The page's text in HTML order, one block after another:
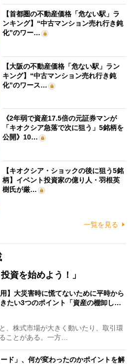
【首都圏の不動産価格「危ない駅」ラ
ンキング】“中古マンション売れ行き鈍
化”のワー…
【大阪の不動産価格「危ない駅」ラン
キング】“中古マンション売れ行き鈍
化”のワース…
《2年弱で資産17.5倍の元証券マンが
「キオクシア急落で次に狙う」5銘柄を
公開》10…
【キオクシア・ショックの後に狙う5銘
柄】イベント投資家の億り人・羽根英
樹氏が厳…
一覧を見る
資を始めよう！」
用】大災害時に慌てないために平時から
たい3つのポイント「資産の棚卸し…
、株式市場が大きく動いたり、取引環
ことがある。一方…
ド」、何が変わったのかポイントを解